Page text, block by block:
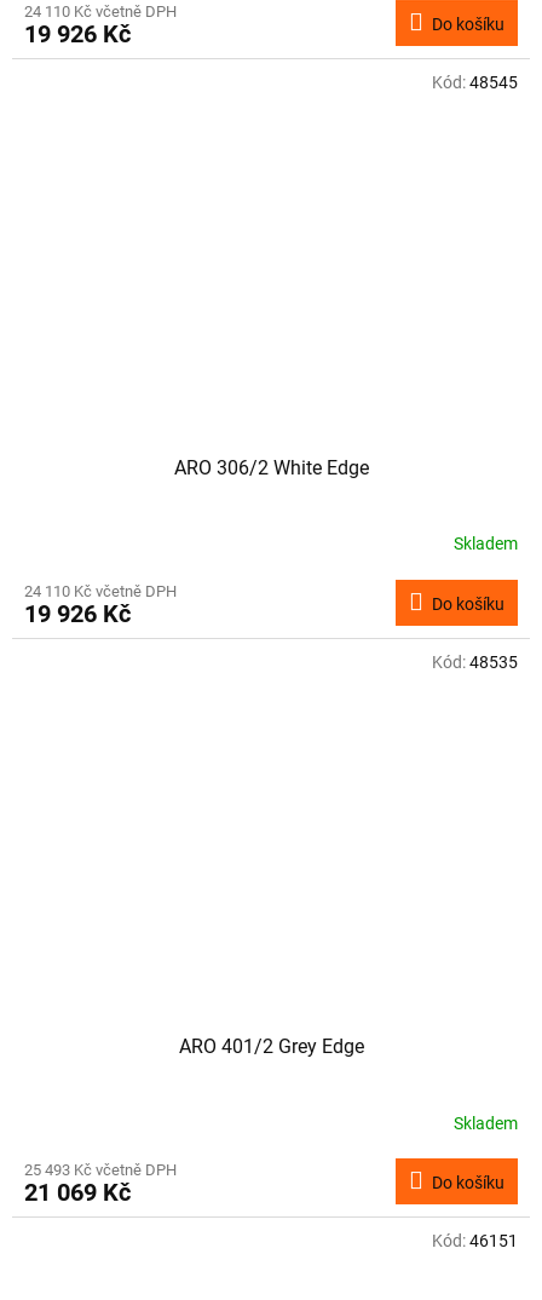
24 110 Kč včetně DPH
19 926 Kč Do košíku
ARO 306/2 White Edge
Skladem
24 110 Kč včetně DPH
19 926 Kč Do košíku
Kód:48545
ARO 401/2 Grey Edge
Skladem
25 493 Kč včetně DPH
21 069 Kč Do košíku
Kód:48535
Kód:46151